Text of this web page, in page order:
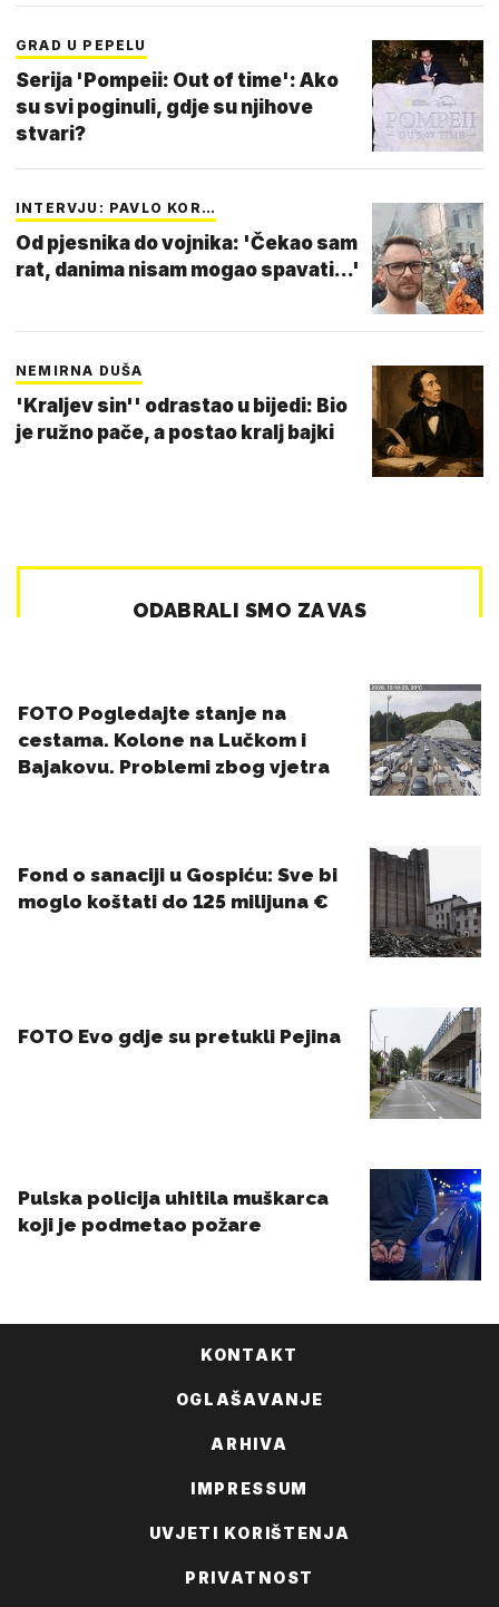
GRAD U PEPELU
Serija 'Pompeii: Out of time': Ako
su svi poginuli, gdje su njihove
stvari?
INTERVJU: PAVLO KOR…
Od pjesnika do vojnika: 'Čekao sam
rat, danima nisam mogao spavati...'
NEMIRNA DUŠA
'Kraljev sin'' odrastao u bijedi: Bio
je ružno pače, a postao kralj bajki
KONTAKT
OGLAŠAVANJE
ARHIVA
IMPRESSUM
UVJETI KORIŠTENJA
PRIVATNOST